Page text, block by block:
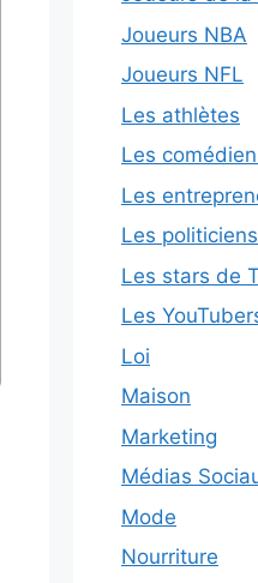
Joueurs NBA
Joueurs NFL
Les athlètes
Les
Les
Les politiciens
Les stars de
Les
Loi
Maison
Marketing
Médias
Mode
Nourriture